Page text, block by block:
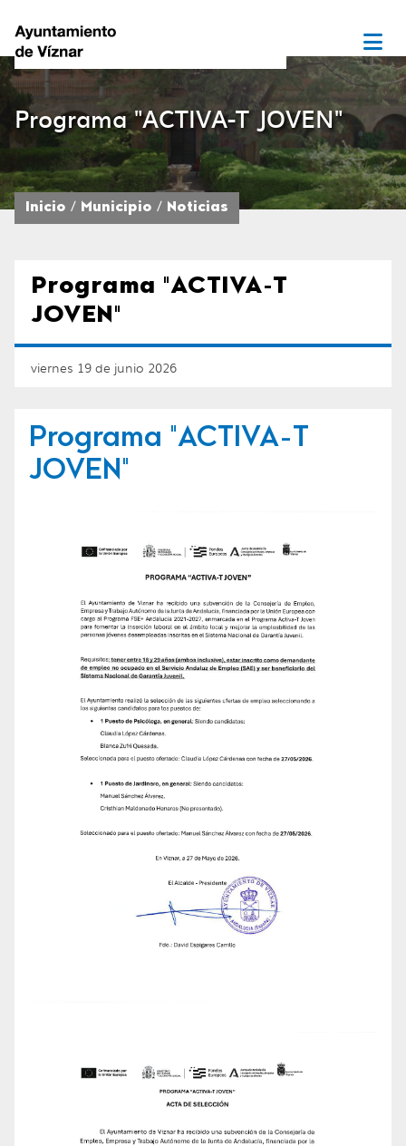
Programa "ACTIVA-T JOVEN"
Inicio Municipio Noticias
Programa "ACTIVA-T
JOVEN"
viernes 19 de junio 2026
Programa "ACTIVA-T
JOVEN"